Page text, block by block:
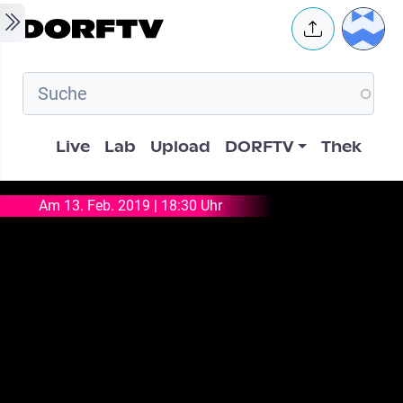
Skip to main content User
Hauptnavigation
Live Lab Upload DORFTV Thek
Am 13. Feb. 2019 | 18:30 Uhr